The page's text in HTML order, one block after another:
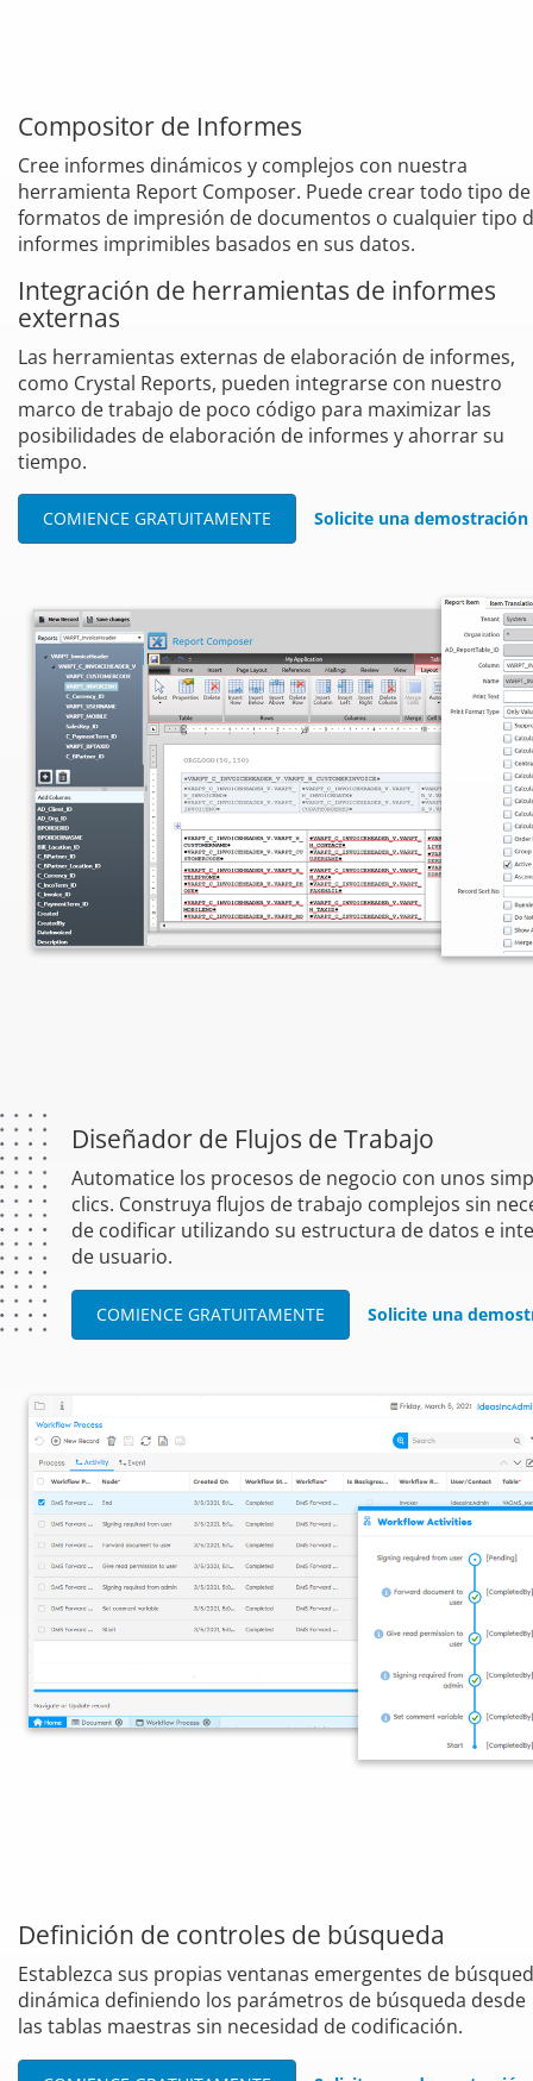
Compositor de Informes
Cree informes dinámicos y complejos con nuestra
herramienta Report Composer. Puede crear todo tipo de
formatos de impresión de documentos o cualquier tipo
informes imprimibles basados en sus datos.
Integración de herramientas de informes
externas
Las herramientas externas de elaboración de informes,
como Crystal Reports, pueden integrarse con nuestro
marco de trabajo de poco código para maximizar las
posibilidades de elaboración de informes y ahorrar su
tiempo.
COMIENCE GRATUITAMENTE Solicite una demostración
Diseñador de Flujos de Trabajo
Automatice los procesos de negocio con unos
clics. Construya flujos de trabajo complejos sin
de codificar utilizando su estructura de datos e
de usuario.
COMIENCE GRATUITAMENTE Solicite una
Definición de controles de búsqueda
Establezca sus propias ventanas emergentes de
dinámica definiendo los parámetros de búsqueda desde
las tablas maestras sin necesidad de codificación.